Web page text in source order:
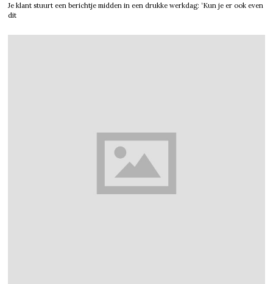
Je klant stuurt een berichtje midden in een drukke werkdag: ‘Kun je er ook even
dit